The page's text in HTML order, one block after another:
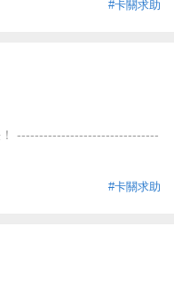
#卡關求助
！ --------------------------------
#卡關求助